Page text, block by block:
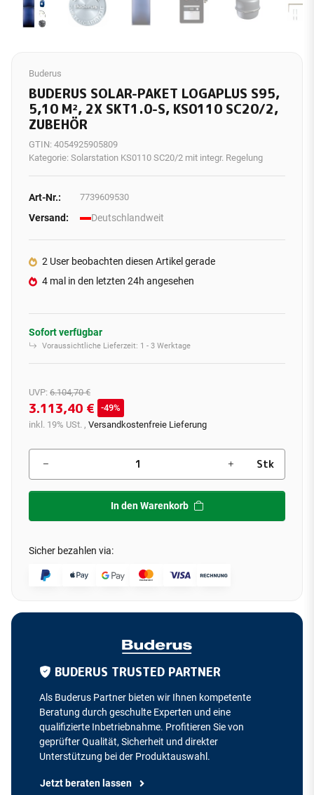
Buderus
BUDERUS SOLAR-PAKET LOGAPLUS S95,
5,10 M², 2X SKT1.0-S, KS0110 SC20/2,
ZUBEHÖR
GTIN: 4054925905809
Kategorie: Solarstation KS0110 SC20/2 mit integr. Regelung
Art-Nr.: 7739609530
Versand: Deutschlandweit
2 User beobachten diesen Artikel gerade
4 mal in den letzten 24h angesehen
Sofort verfügbar
Voraussichtliche Lieferzeit: 1 - 3 Werktage
UVP: 6.104,70 €
3.113,40 €
49%
inkl. 19% USt. , Versandkostenfreie Lieferung
Stk
In den Warenkorb
Sicher bezahlen via:
BUDERUS TRUSTED PARTNER
Als Buderus Partner bieten wir Ihnen kompetente
Beratung durch geschulte Experten und eine
qualifizierte Inbetriebnahme. Profitieren Sie von
geprüfter Qualität, Sicherheit und direkter
Unterstützung bei der Produktauswahl.
Jetzt beraten lassen